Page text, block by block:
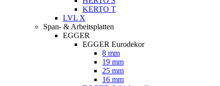
KERTO T
LVL X
Span- & Arbeitsplatten
EGGER
EGGER Eurodekor
8 mm
19 mm
25 mm
16 mm